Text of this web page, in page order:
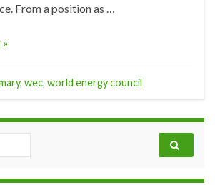
From a position as …
, wec, world energy council